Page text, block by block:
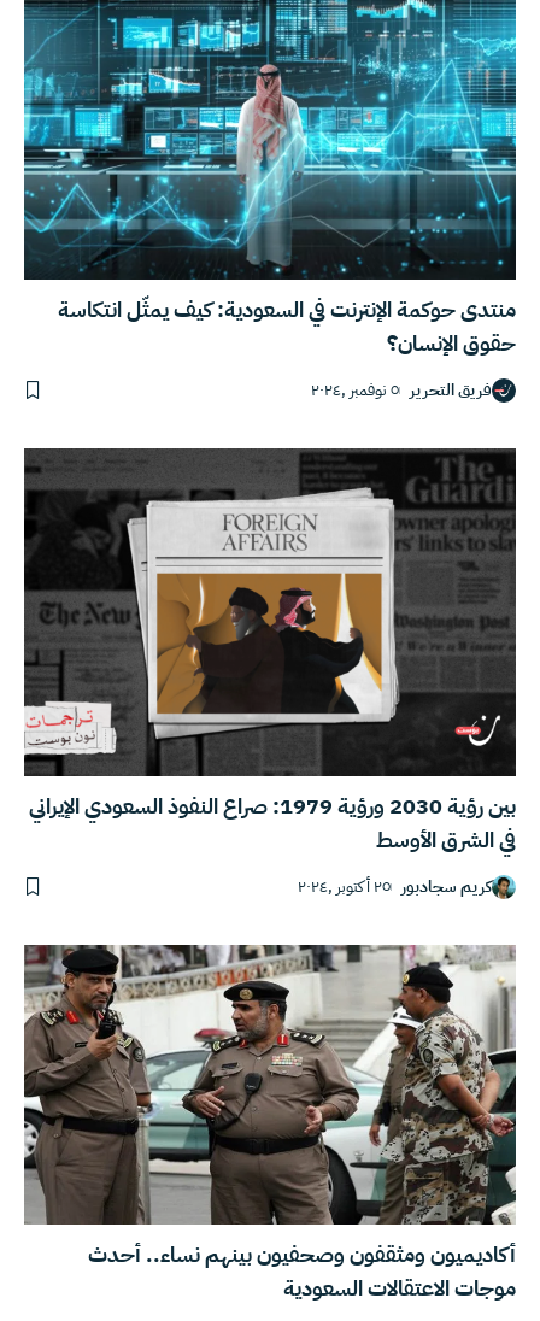
منتدى حوكمة الإنترنت في السعودية: كيف يمثّل انتكاسة
حقوق الإنسان؟
فريق التحرير ٥ نوفمبر ,٢٠٢٤
بين رؤية 2030 ورؤية 1979: صراع النفوذ السعودي الإيراني
في الشرق الأوسط
كريم سجادبور ٢٥ أكتوبر ,٢٠٢٤
أكاديميون ومثقفون وصحفيون بينهم نساء.. أحدث
موجات الاعتقالات السعودية